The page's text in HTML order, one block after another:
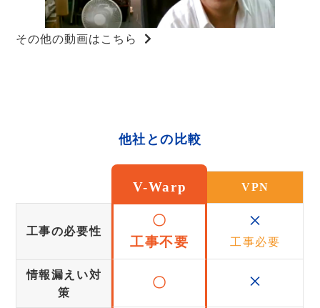
その他の動画はこちら
他社との比較
V-Warp VPN
工事の必要性
〇
工事不要
×
工事必要
情報漏えい対
策
〇 ×